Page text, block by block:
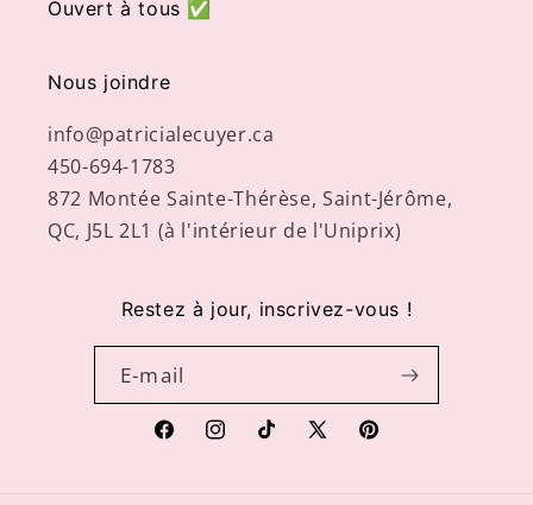
Ouvert à tous ✅
Nous joindre
info@patricialecuyer.ca
450-694-1783
872 Montée Sainte-Thérèse, Saint-Jérôme,
QC, J5L 2L1 (à l'intérieur de l'Uniprix)
Restez à jour, inscrivez-vous !
E-mail
FacebookInstagramTikTokX
Pinterest